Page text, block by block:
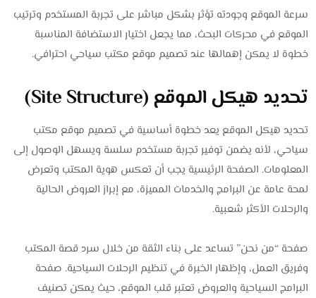
سرعة الموقع وجودته تؤثر بشكل مباشر على تجربة المستخدم وترتيب
الموقع في محركات البحث، مما يجعل اختيار الاستضافة المناسبة
خطوة لا يمكن إهمالها عند تصميم موقع مكتب سياحي احترافي.
تحديد هيكل الموقع (Site Structure)
تحديد هيكل الموقع يعد خطوة أساسية في تصميم موقع مكتب
سياحي، لأنه يضمن توفير تجربة مستخدم سلسة ويسهل الوصول إلى
المعلومات. الصفحة الرئيسية يجب أن تعكس هوية المكتب وتعرض
لمحة عامة عن البرامج والخدمات المميزة، مع إبراز العروض الحالية
والرحلات الأكثر شعبية.
صفحة “من نحن” تساعد على بناء الثقة من خلال سرد قصة المكتب
وفريق العمل، وإظهار الخبرة في تنظيم الرحلات السياحية. صفحة
البرامج السياحية والعروض تعتبر قلب الموقع، حيث يمكن تصنيف